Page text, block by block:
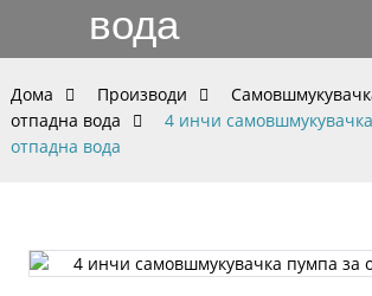
вода
Дома Производи
отпадна вода
4 инчи
отпадна вода